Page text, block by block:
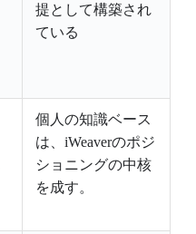
提として構築され
ている
個人の知識ベース
は、iWeaverのポジ
ショニングの中核
を成す。